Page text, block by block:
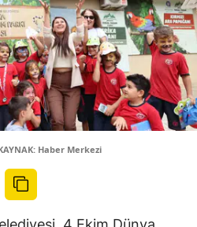
Haber Merkezi